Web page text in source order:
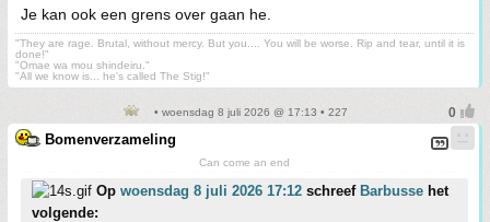
Je kan ook een grens over gaan he.
"They are rage. Brutal, without mercy. But you.... You will be worse. Rip and tear, until it is
done!"
"Omae wa mou shindeiru."
"All we know is... he's called The Stig!"
• woensdag 8 juli 2026 @ 17:13 • 227
Bomenverzameling
Can come an end
Op woensdag 8 juli 2026 17:12 schreef Barbusse het
volgende: